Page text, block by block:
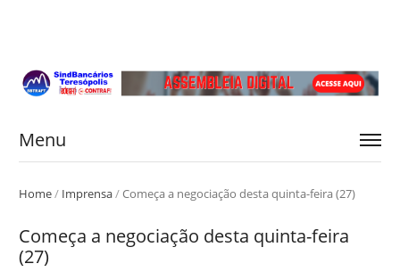
Menu
Home/ Imprensa/Começa a negociação desta quinta-feira (27)
Começa a negociação desta quinta-feira
(27)